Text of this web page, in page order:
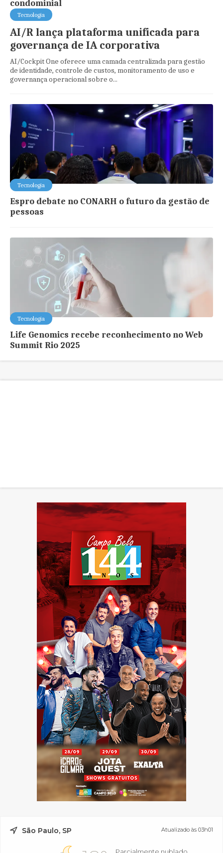
condominial
Tecnologia
AI/R lança plataforma unificada para
governança de IA corporativa
AI/Cockpit One oferece uma camada centralizada para gestão
de identidade, controle de custos, monitoramento de uso e
governança operacional sobre o...
Tecnologia
Espro debate no CONARH o futuro da gestão de
pessoas
Tecnologia
Life Genomics recebe reconhecimento no Web
Summit Rio 2025
São Paulo, SP Atualizado às 03h01